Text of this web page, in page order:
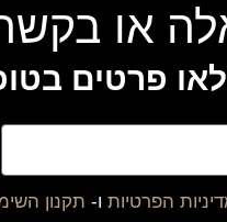
או
פרטים
הפרטיות ו- תקנון